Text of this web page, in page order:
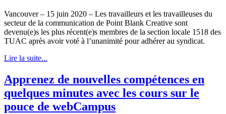
Vancouver – 15 juin 2020 – Les travailleurs et les travailleuses du
secteur de la communication de Point Blank Creative sont
devenu(e)s les plus récent(e)s membres de la section locale 1518 des
TUAC après avoir voté à l’unanimité pour adhérer au syndicat.
Lire la suite...
Apprenez de nouvelles compétences en
quelques minutes avec les cours sur le
pouce de webCampus